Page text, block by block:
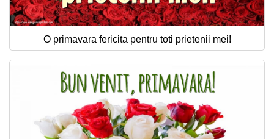
O primavara fericita pentru toti prietenii mei!